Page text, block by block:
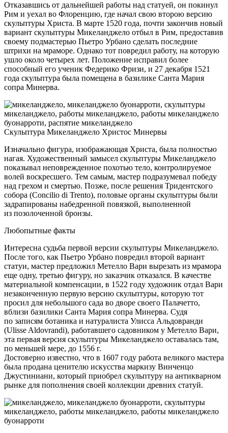
Отказавшись от дальнейшей работы над статуей, он покинул
Рим и уехал во Флоренцию, где начал свою второю версию
скульптуры Христа. В марте 1520 года, почти закончив новый
вариант скульптуры Микеланджело отбыл в Рим, предоставив
своему подмастерью Пьетро Урбано сделать последние
штрихи на мраморе. Однако тот повредил работу, на которую
ушло около четырех лет. Положение исправил более
способный его ученик Федерико Фризи, и 27 декабря 1521
года скульптура была помещена в базилике Санта Мария
сопра Минерва.
Скульптура Микеланджело Христос Минервы
Изначально фигура, изображающая Христа, была полностью
нагая. Художественный замысел скульптуры Микеланджело
показывал неповрежденное похотью тело, контролируемое
волей воскресшего. Тем самым, мастер подразумевал победу
над грехом и смертью. Позже, после решения Тридентского
собора (Concilio di Trento), половые органы скульптуры были
задрапированы набедренной повязкой, выполненной
из позолоченной бронзы.
Любопытные факты
Интересна судьба первой версии скульптуры Микеланджело.
После того, как Пьетро Урбано повредил второй вариант
статуи, мастер предложил Метелло Вари вырезать из мрамора
еще одну, третью фигуру, но заказчик отказался. В качестве
материальной компенсации, в 1522 году художник отдал Вари
незаконченную первую версию скульптуры, которую тот
просил для небольшого сада во дворе своего Палачетто,
вблизи базилики Санта Мария сопра Минерва. Судя
по записям ботаника и натуралиста Улисса Альдовранди
(Ulisse Aldovrandi), работавшего садовником у Метелло Вари,
эта первая версия скульптуры Микеланджело оставалась там,
по меньшей мере, до 1556 г.
Достоверно известно, что в 1607 году работа великого мастера
была продана ценителю искусства маркизу Винченцо
Джустиниани, который приобрел скульптуру на антикварном
рынке для пополнения своей коллекции древних статуй.